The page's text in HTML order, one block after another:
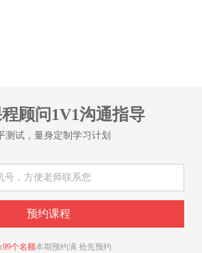
顾问1V1沟通指导
测试，量身定制学习计划
99个名额本期预约满 抢先预约